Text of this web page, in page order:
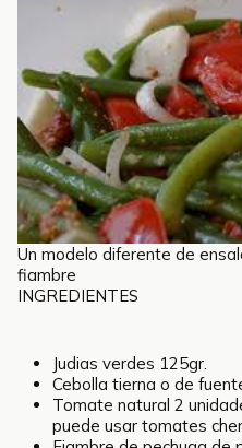
Un modelo diferente de
fiambre
INGREDIENTES
Judias verdes 125gr.
Cebolla tierna o de
Tomate natural 2
puede usar tomates